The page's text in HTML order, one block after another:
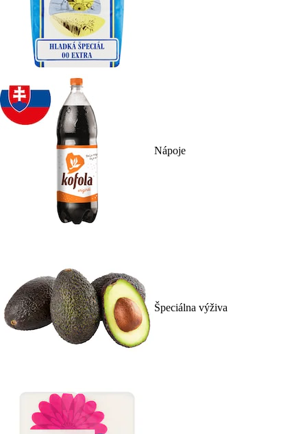
Nápoje
Špeciálna výživa